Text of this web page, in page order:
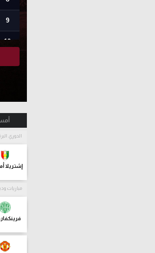
الدوري
إشتريلا
مباريات